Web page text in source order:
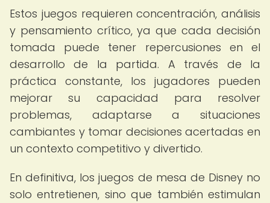
Estos juegos requieren concentración, análisis
y pensamiento crítico, ya que cada decisión
tomada puede tener repercusiones en el
desarrollo de la partida. A través de la
práctica constante, los jugadores pueden
mejorar su capacidad para resolver
problemas, adaptarse a situaciones
cambiantes y tomar decisiones acertadas en
un contexto competitivo y divertido.
En definitiva, los juegos de mesa de Disney no
solo entretienen, sino que también estimulan